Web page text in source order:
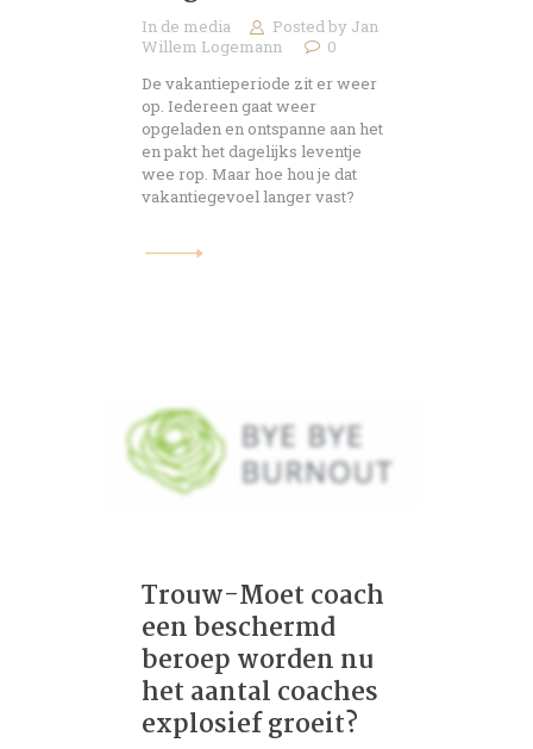
In de media Posted by Jan
Willem Logemann
0
De vakantieperiode zit er weer
op. Iedereen gaat weer
opgeladen en ontspanne aan het
en pakt het dagelijks leventje
wee rop. Maar hoe hou je dat
vakantiegevoel langer vast?
Trouw-Moet coach
een beschermd
beroep worden nu
het aantal coaches
explosief groeit?